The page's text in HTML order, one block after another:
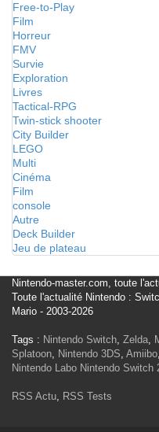
Free-to-Play
Film
Horreur
FMV
Survie
Exploration
Livres
Tactical-RPG
Twin-stick shooter
City Builder
LEGO
Multi
Cinéma
Film
console
Autre
Deck Builder
Jeu de plateau
Nintendo-master.com, toute
Toute l'actualité Nintendo :
Mario - 2003-2026
Tags : Nintendo Switch, Zelda,
Splatoon, Nintendo 3DS, Amiibo,
Nintendo Labo Nintendo Switch
RSS Actu, RSS Tests